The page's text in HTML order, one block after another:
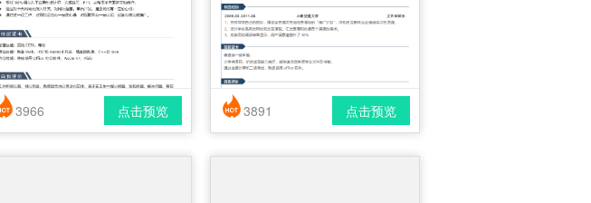
简历风格： 时尚 / 简洁 / 应届生
点击预览
3966
简历风格： 简洁 / 时尚 / 应届生
点击预览
3891